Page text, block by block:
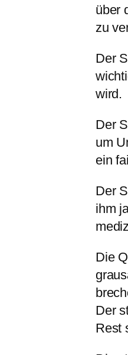
über
zu
Der
wird.
Der
um
ein
Der
ihm
Die
Der
Rest